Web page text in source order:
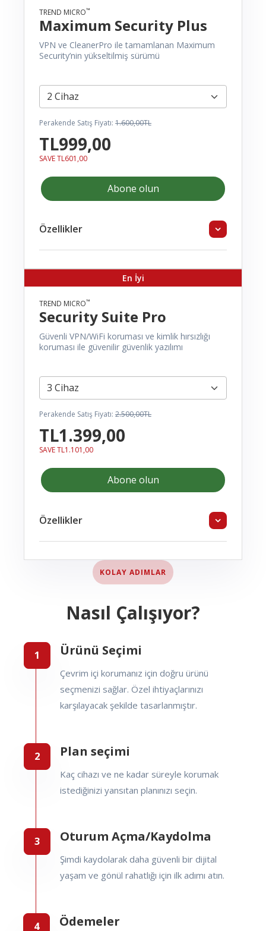
TREND MICRO™
Maximum Security Plus
VPN ve CleanerPro ile tamamlanan Maximum
Security’nin yükseltilmiş sürümü
Perakende Satış Fiyatı: 1.600,00TL
TL999,00
SAVE TL601,00
Abone olun
Özellikler
En İyi
TREND MICRO™
Security Suite Pro
Güvenli VPN/WiFi koruması ve kimlik hırsızlığı
koruması ile güvenilir güvenlik yazılımı
Perakende Satış Fiyatı: 2.500,00TL
TL1.399,00
SAVE TL1.101,00
Abone olun
Özellikler
KOLAY ADIMLAR
Nasıl Çalışıyor?
Ürünü Seçimi
Çevrim içi korumanız için doğru ürünü
seçmenizi sağlar. Özel ihtiyaçlarınızı
karşılayacak şekilde tasarlanmıştır.
Plan seçimi
Kaç cihazı ve ne kadar süreyle korumak
istediğinizi yansıtan planınızı seçin.
Oturum Açma/Kaydolma
Şimdi kaydolarak daha güvenli bir dijital
yaşam ve gönül rahatlığı için ilk adımı atın.
Ödemeler